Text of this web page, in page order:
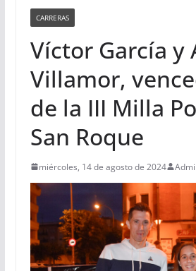
CARRERAS
Víctor García y
Villamor,
de la III Milla
San Roque
miércoles, 14 de agosto de 2024